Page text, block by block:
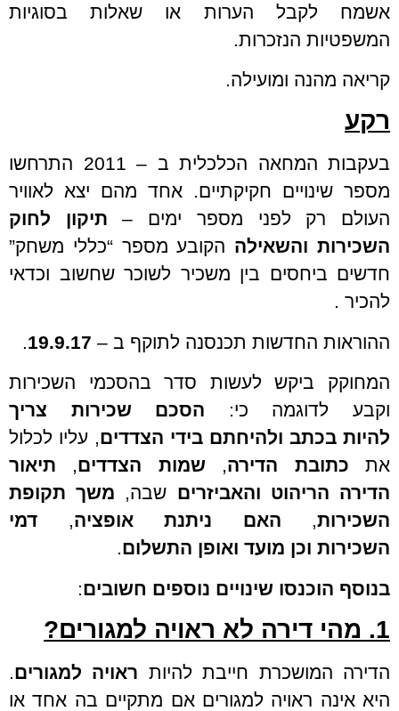
אשמח לקבל הערות או שאלות בסוגיות
המשפטיות הנזכרות.
קריאה מהנה ומועילה.
רקע
בעקבות המחאה הכלכלית ב – 2011 התרחשו
מספר שינויים חקיקתיים. אחד מהם יצא לאוויר
העולם רק לפני מספר ימים – תיקון לחוק
השכירות והשאילה הקובע מספר “כללי משחק”
חדשים ביחסים בין משכיר לשוכר שחשוב וכדאי
להכיר .
ההוראות החדשות תכנסנה לתוקף ב – 19.9.17
.
המחוקק ביקש לעשות סדר בהסכמי השכירות
וקבע לדוגמה כי: הסכם שכירות
צריך
להיות בכתב ולהיחתם בידי הצדדים, עליו לכלול
את כתובת הדירה, שמות הצדדים, תיאור
הדירה הריהוט והאביזרים שבה, משך תקופת
השכירות, האם ניתנת אופציה, דמי
השכירות וכן מועד ואופן התשלום.
בנוסף הוכנסו שינויים נוספים חשובים:
1. מהי דירה לא ראויה למגורים?
הדירה המושכרת חייבת להיות ראויה למגורים.
היא אינה ראויה למגורים אם מתקיים בה אחד או